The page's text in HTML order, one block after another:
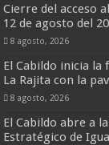
Cierre del acceso
12 de agosto del
8 agosto, 2026
El Cabildo inicia la
La Rajita con la
8 agosto, 2026
El Cabildo abre a
Estratégico de